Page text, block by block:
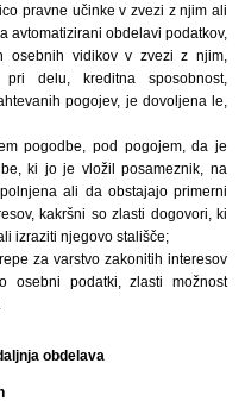
pravne učinke v zvezi z njim ali
avtomatizirani obdelavi podatkov,
osebnih vidikov v zvezi z njim,
delu, kreditna sposobnost,
pogojev, je dovoljena le,
pogodbe, pod pogojem, da je
ki jo je vložil posameznik, na
ali da obstajajo primerni
kakršni so zlasti dogovori, ki
izraziti njegovo stališče;
za varstvo zakonitih interesov
osebni podatki, zlasti možnost
obdelava